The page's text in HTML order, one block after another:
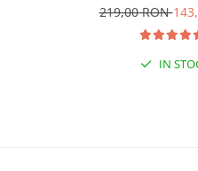
219,00 RON
IN